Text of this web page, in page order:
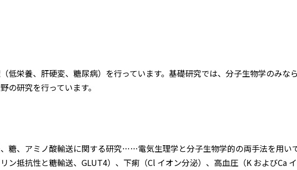
低栄養、肝硬変、糖尿病）を行っています。基礎研究では、分子生物学のみな
の研究を行っています。
糖、アミノ酸輸送に関する研究……電気生理学と分子生物学的の両手法を用い
ン抵抗性と糖輸送、GLUT4）、下痢（Cl イオン分泌）、高血圧（K およびCa イ